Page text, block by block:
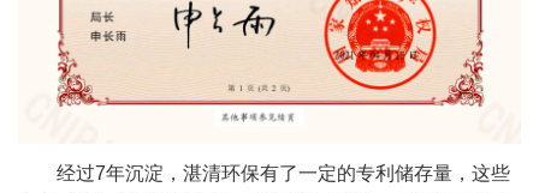
经过7年沉淀，湛清环保有了一定的专利储存量，这些